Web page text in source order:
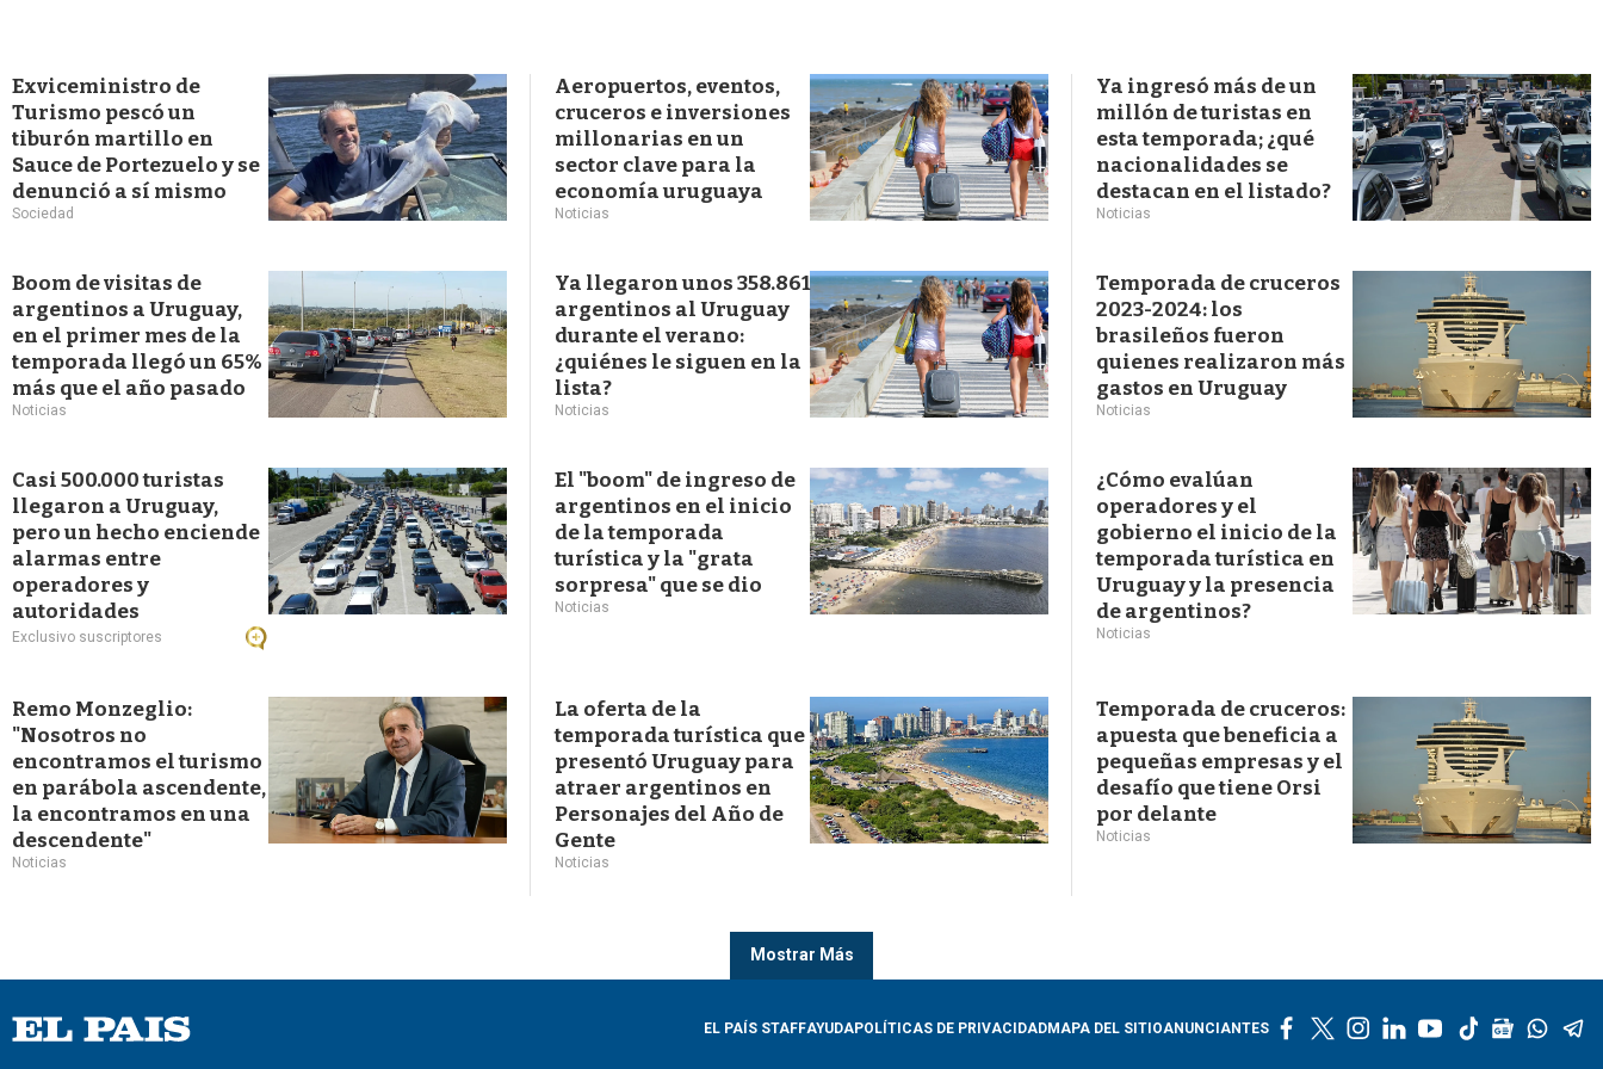
e
d
a
Exviceministro de
Turismo pescó un
tiburón martillo en
Sauce de Portezuelo y se
denunció a sí mismo
Sociedad
Aeropuertos, eventos,
cruceros e inversiones
millonarias en un
sector clave para la
economía uruguaya
Noticias
Ya ingresó más de un
millón de turistas en
esta temporada; ¿qué
nacionalidades se
destacan en el listado?
Noticias
Boom de visitas de
argentinos a Uruguay,
en el primer mes de la
temporada llegó un 65%
más que el año pasado
Noticias
Ya llegaron unos 358.861
argentinos al Uruguay
durante el verano:
¿quiénes le siguen en la
lista?
Noticias
Temporada de cruceros
2023-2024: los
brasileños fueron
quienes realizaron más
gastos en Uruguay
Noticias
Casi 500.000 turistas
llegaron a Uruguay,
pero un hecho enciende
alarmas entre
operadores y
autoridades
Exclusivo suscriptores
El "boom" de ingreso de
argentinos en el inicio
de la temporada
turística y la "grata
sorpresa" que se dio
Noticias
¿Cómo evalúan
operadores y el
gobierno el inicio de la
temporada turística en
Uruguay y la presencia
de argentinos?
Noticias
Remo Monzeglio:
"Nosotros no
encontramos el turismo
en parábola ascendente,
la encontramos en una
descendente"
Noticias
La oferta de la
temporada turística que
presentó Uruguay para
atraer argentinos en
Personajes del Año de
Gente
Noticias
Temporada de cruceros:
apuesta que beneficia a
pequeñas empresas y el
desafío que tiene Orsi
por delante
Noticias
Mostrar Más
EL PAÍS STAFFAYUDAPOLÍTICAS DE PRIVACIDADMAPA DEL SITIOANUNCIANTES
l
y
t
g
w